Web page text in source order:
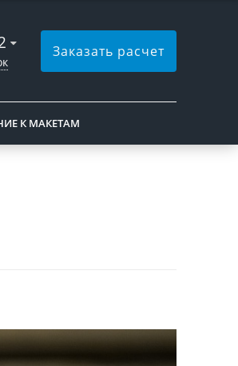
Заказать расчет
К МАКЕТАМ